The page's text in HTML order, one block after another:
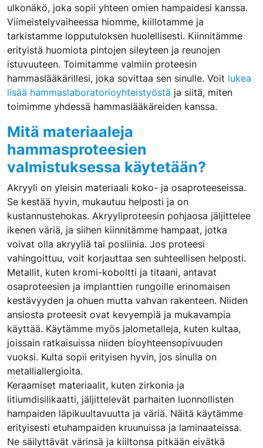
ulkonäkö, joka sopii yhteen omien hampaidesi kanssa.
Viimeistelyvaiheessa hiomme, kiillotamme ja
tarkistamme lopputuloksen huolellisesti. Kiinnitämme
erityistä huomiota pintojen sileyteen ja reunojen
istuvuuteen. Toimitamme valmiin proteesin
hammaslääkärillesi, joka sovittaa sen sinulle. Voit lukea
lisää hammaslaboratorioyhteistyöstä ja siitä, miten
toimimme yhdessä hammaslääkäreiden kanssa.
Mitä materiaaleja
hammasproteesien
valmistuksessa käytetään?
Akryyli on yleisin materiaali koko- ja osaproteeseissa.
Se kestää hyvin, mukautuu helposti ja on
kustannustehokas. Akryyliproteesin pohjaosa jäljittelee
ikenen väriä, ja siihen kiinnitämme hampaat, jotka
voivat olla akryyliä tai posliinia. Jos proteesi
vahingoittuu, voit korjauttaa sen suhteellisen helposti.
Metallit, kuten kromi-koboltti ja titaani, antavat
osaproteesien ja implanttien rungoille erinomaisen
kestävyyden ja ohuen mutta vahvan rakenteen. Niiden
ansiosta proteesit ovat kevyempiä ja mukavampia
käyttää. Käytämme myös jalometalleja, kuten kultaa,
joissain ratkaisuissa niiden bioyhteensopivuuden
vuoksi. Kulta sopii erityisen hyvin, jos sinulla on
metalliallergioita.
Keraamiset materiaalit, kuten zirkonia ja
litiumdisilikaatti, jäljittelevät parhaiten luonnollisten
hampaiden läpikuultavuutta ja väriä. Näitä käytämme
erityisesti etuhampaiden kruunuissa ja laminaateissa.
Ne säilyttävät värinsä ja kiiltonsa pitkään eivätkä